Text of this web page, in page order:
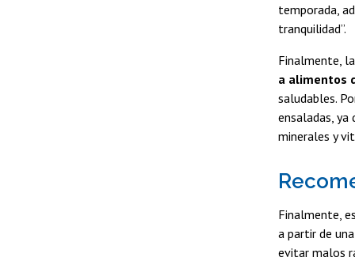
temporada,
tranquilidad”.
Finalmente,
a alimentos
saludables.
ensaladas,
minerales y
Finalmente,
a partir de
evitar malos